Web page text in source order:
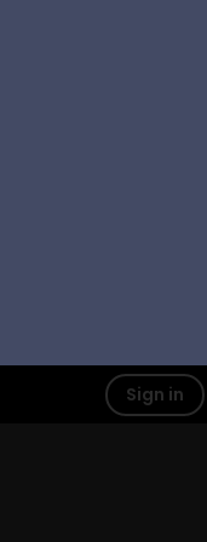
Sign in